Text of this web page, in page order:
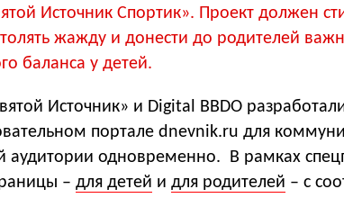
Источник Спортик». Проект должен
жажду и донести до родителей
баланса у детей.
Источник» и Digital BBDO
портале dnevnik.ru для
аудитории одновременно. В рамках
– для детей и для родителей – с